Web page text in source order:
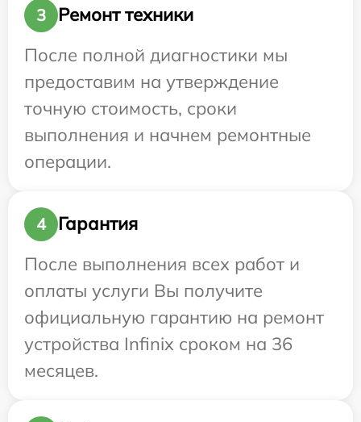
3
Ремонт техники
После полной диагностики мы
предоставим на утверждение
точную стоимость, сроки
выполнения и начнем ремонтные
операции.
4
Гарантия
После выполнения всех работ и
оплаты услуги Вы получите
официальную гарантию на ремонт
устройства Infinix сроком на 36
месяцев.